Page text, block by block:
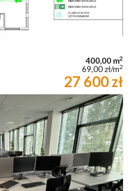
400,00 m2
69,00 zł/m2
27 600 zł